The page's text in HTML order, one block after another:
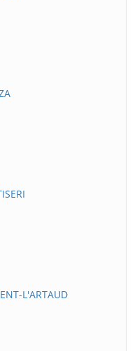
L'ARTAUD